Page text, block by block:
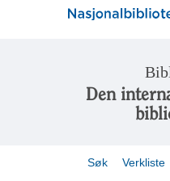
Den
Søk Verkliste